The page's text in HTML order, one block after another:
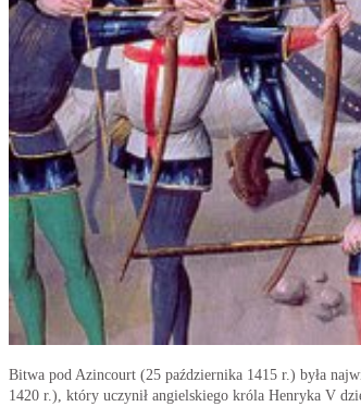
Bitwa pod Azincourt (25 października 1415 r.) była
1420 r.), który uczynił angielskiego króla Henryka V